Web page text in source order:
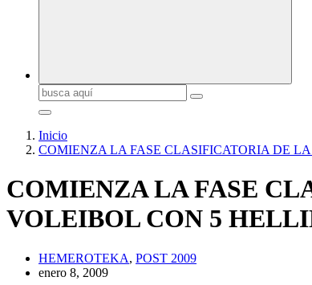
Buscar:
Inicio
COMIENZA LA FASE CLASIFICATORIA DE
COMIENZA LA FASE
VOLEIBOL CON 5
HEMEROTEKA, POST 2009
enero 8, 2009